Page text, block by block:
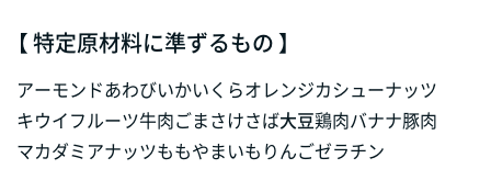
【 特定原材料に準ずるもの 】
アーモンドあわびいかいくらオレンジカシューナッツ
キウイフルーツ牛肉ごまさけさば大豆鶏肉バナナ豚肉
マカダミアナッツももやまいも りんごゼラチン